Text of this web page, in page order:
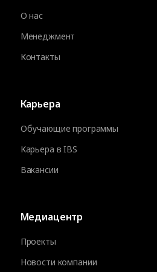
О нас
Менеджмент
Контакты
Карьера
Обучающие программы
Карьера в IBS
Вакансии
Медиацентр
Проекты
Новости компании